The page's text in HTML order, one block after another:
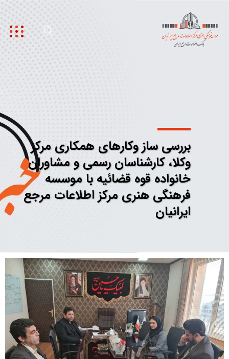
بررسی ساز وکارهای همکاری مرکز
وکلا، کارشناسان رسمی و مشاوران
خانواده قوه قضائیه با موسسه
فرهنگی هنری مرکز اطلاعات مرجع
ایرانیان